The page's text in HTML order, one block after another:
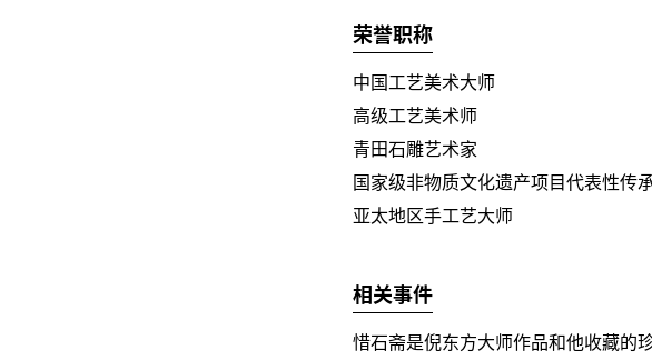
荣誉职称
中国工艺美术大师
高级工艺美术师
青田石雕艺术家
国家级非物质文化遗产项目代表性传
亚太地区手工艺大师
相关事件
惜石斋是倪东方大师作品和他收藏的